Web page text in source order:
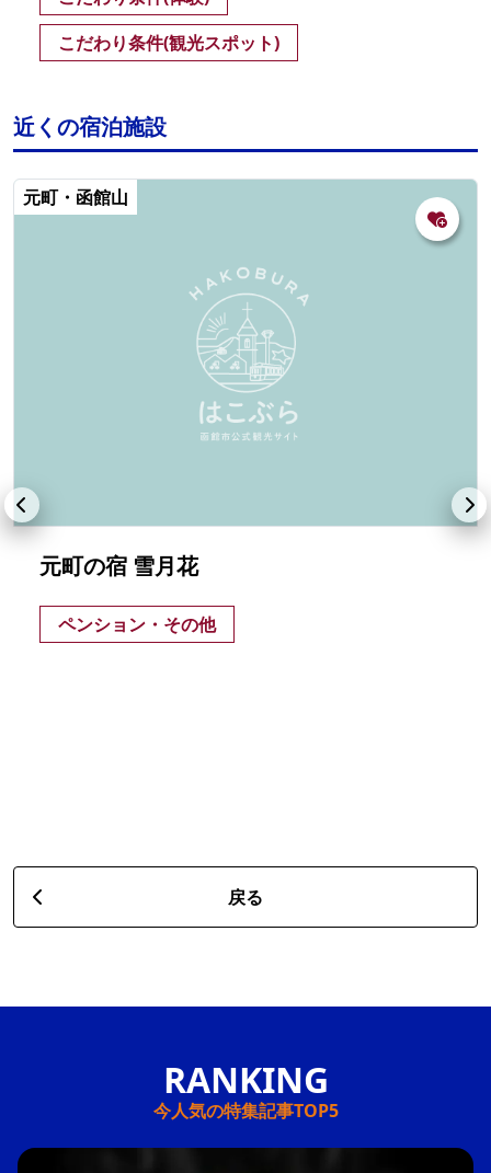
こだわり条件(観光スポット)
近くの宿泊施設
元町・函館山
元町の宿 雪月花
ペンション・その他
戻る
今人気の特集記事TOP5